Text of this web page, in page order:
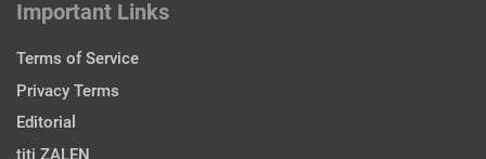
Important Links
Terms of Service
Privacy Terms
Editorial
titi ZALEN